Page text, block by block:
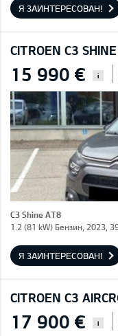
Я ЗАИНТЕРЕСОВАН!
CITROEN C3
15 990 € i
C3 Shine AT8
1.2 (81 kW) Бензин, 2023,
Я ЗАИНТЕРЕСОВАН!
CITROEN C3
17 900 € i